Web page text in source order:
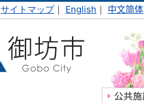
サイトマップ｜ English ｜ 中文简体